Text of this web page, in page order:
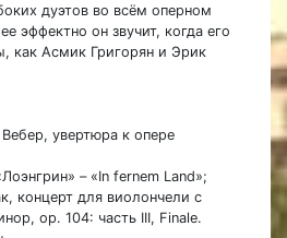
дуэтов во всём оперном
эффектно он звучит, когда его
как Асмик Григорян и Эрик
увертюра к опере
– «In fernem Land»;
концерт для виолончели с
op. 104: часть III, Finale.